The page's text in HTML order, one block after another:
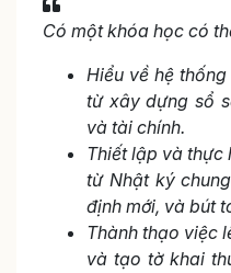
Có một khóa học có
Hiểu về hệ
từ xây dựng sổ
và tài chính.
Thiết lập và thực
từ Nhật ký
định mới, và bút
Thành thạo việc
và tạo tờ khai